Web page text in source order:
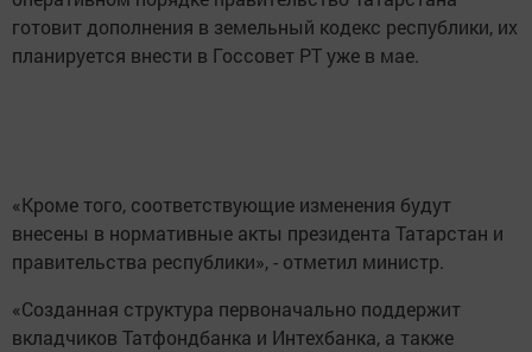
готовит дополнения в земельный кодекс республики, их
планируется внести в Госсовет РТ уже в мае.
«Кроме того, соответствующие изменения будут
внесены в нормативные акты президента Татарстан и
правительства республики», - отметил министр.
«Созданная структура первоначально поддержит
вкладчиков Татфондбанка и Интехбанка, а также